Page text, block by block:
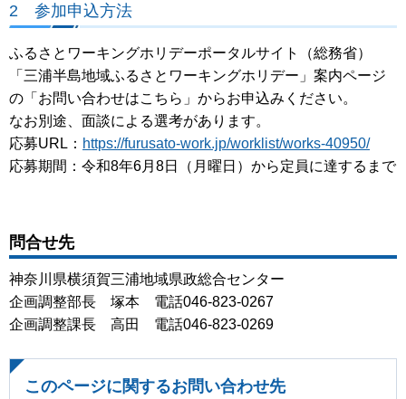
2 参加申込方法
ふるさとワーキングホリデーポータルサイト（総務省）
「三浦半島地域ふるさとワーキングホリデー」案内ページ
の「お問い合わせはこちら」からお申込みください。
なお別途、面談による選考があります。
応募URL： https://furusato-work.jp/worklist/works-40950/
応募期間：令和8年6月8日（月曜日）から定員に達するまで
問合せ先
神奈川県横須賀三浦地域県政総合センター
企画調整部長 塚本 電話046-823-0267
企画調整課長 高田 電話046-823-0269
このページに関するお問い合わせ先